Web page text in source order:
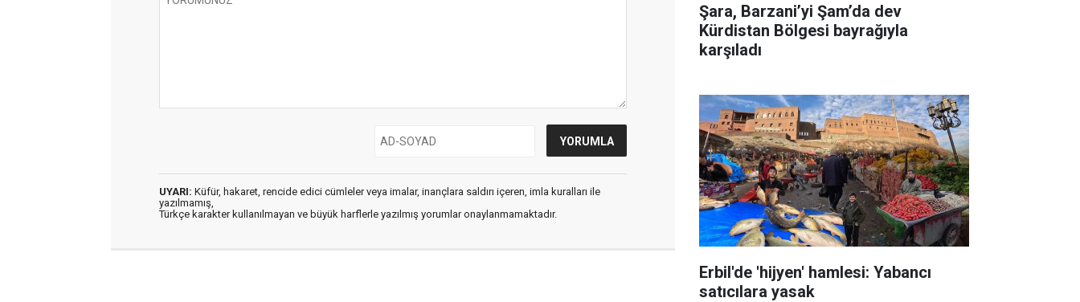
UYARI: Küfür, hakaret, rencide edici cümleler veya imalar, inançlara saldırı içeren, imla kuralları ile
yazılmamış,
Türkçe karakter kullanılmayan ve büyük harflerle yazılmış yorumlar onaylanmamaktadır.
Şara, Barzani’yi Şam’da dev
Kürdistan Bölgesi bayrağıyla
karşıladı
Erbil'de 'hijyen' hamlesi: Yabancı
satıcılara yasak